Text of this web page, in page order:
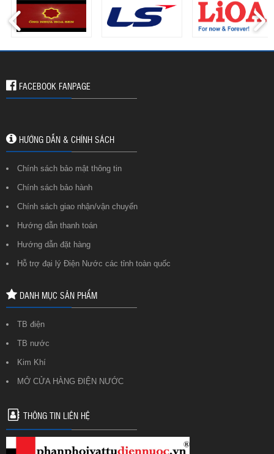
FACEBOOK FANPAGE
HƯỚNG DẪN & CHÍNH SÁCH
Chính sách bảo mật thông tin
Chính sách bảo hành
Chính sách giao nhận/vận chuyển
Hướng dẫn thanh toán
Hướng dẫn đặt hàng
Hỗ trợ đại lý Điện Nước các tỉnh toàn quốc
DANH MỤC SẢN PHẨM
TB điện
TB nước
Kim Khí
MỞ CỬA HÀNG ĐIỆN NƯỚC
THÔNG TIN LIÊN HỆ